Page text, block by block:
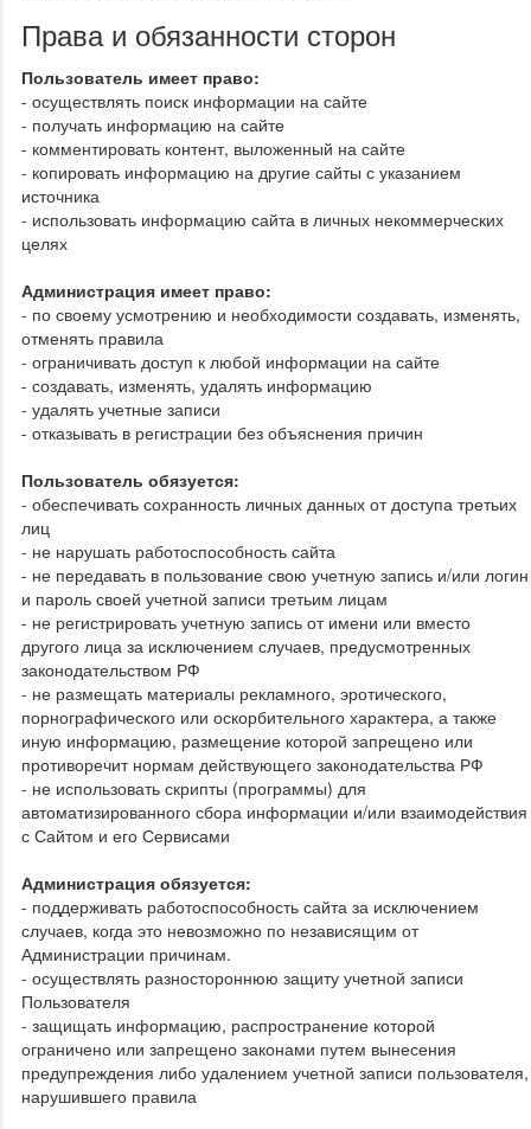
Права и обязанности сторон
Пользователь имеет право:
- осуществлять поиск информации на сайте
- получать информацию на сайте
- комментировать контент, выложенный на сайте
- копировать информацию на другие сайты с указанием
источника
- использовать информацию сайта в личных некоммерческих
целях
Администрация имеет право:
- по своему усмотрению и необходимости создавать, изменять,
отменять правила
- ограничивать доступ к любой информации на сайте
- создавать, изменять, удалять информацию
- удалять учетные записи
- отказывать в регистрации без объяснения причин
Пользователь обязуется:
- обеспечивать сохранность личных данных от доступа третьих
лиц
- не нарушать работоспособность сайта
- не передавать в пользование свою учетную запись и/или логин
и пароль своей учетной записи третьим лицам
- не регистрировать учетную запись от имени или вместо
другого лица за исключением случаев, предусмотренных
законодательством РФ
- не размещать материалы рекламного, эротического,
порнографического или оскорбительного характера, а также
иную информацию, размещение которой запрещено или
противоречит нормам действующего законодательства РФ
- не использовать скрипты (программы) для
автоматизированного сбора информации и/или взаимодействия
с Сайтом и его Сервисами
Администрация обязуется:
- поддерживать работоспособность сайта за исключением
случаев, когда это невозможно по независящим от
Администрации причинам.
- осуществлять разностороннюю защиту учетной записи
Пользователя
- защищать информацию, распространение которой
ограничено или запрещено законами путем вынесения
предупреждения либо удалением учетной записи пользователя,
нарушившего правила